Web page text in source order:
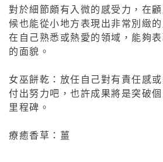
對於細節頗有入微的感受力，在
候也能從小地方表現出非常別緻的
在自己熟悉或熱愛的領域，能夠
的面貌。
女巫餅乾：放任自己對有責任感
付出努力吧，也許成果將是突破
里程碑。
療癒香草：薑